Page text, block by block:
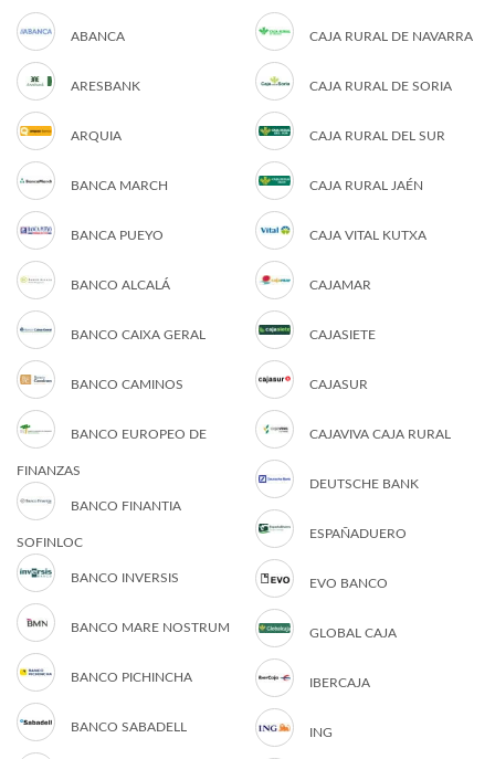
ABANCA
ARESBANK
ARQUIA
BANCA MARCH
BANCA PUEYO
BANCO ALCALÁ
BANCO CAIXA GERAL
BANCO CAMINOS
BANCO EUROPEO DE
FINANZAS
BANCO FINANTIA
SOFINLOC
BANCO INVERSIS
BANCO MARE NOSTRUM
BANCO PICHINCHA
BANCO SABADELL
CAJA RURAL DE NAVARRA
CAJA RURAL DE SORIA
CAJA RURAL DEL SUR
CAJA RURAL JAÉN
CAJA VITAL KUTXA
CAJAMAR
CAJASIETE
CAJASUR
CAJAVIVA CAJA RURAL
DEUTSCHE BANK
ESPAÑADUERO
EVO BANCO
GLOBAL CAJA
IBERCAJA
ING